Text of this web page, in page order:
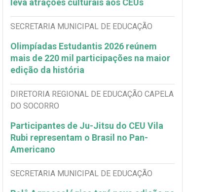
SECRETARIA MUNICIPAL DE EDUCAÇÃO
Olimpíadas Estudantis 2026 reúnem
mais de 220 mil participações na maior
edição da história
DIRETORIA REGIONAL DE EDUCAÇÃO CAPELA
DO SOCORRO
Participantes de Ju-Jitsu do CEU Vila
Rubi representam o Brasil no Pan-
Americano
SECRETARIA MUNICIPAL DE EDUCAÇÃO